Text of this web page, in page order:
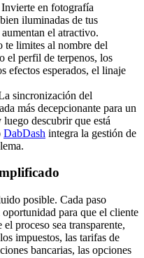
Invierte en fotografía
iluminadas de tus
el atractivo.
te limites al nombre del
el perfil de terpenos, los
efectos esperados, el linaje
sincronización del
más decepcionante para un
descubrir que está
DabDash integra la gestión de
posible. Cada paso
para que el cliente
proceso sea transparente,
impuestos, las tarifas de
bancarias, las opciones